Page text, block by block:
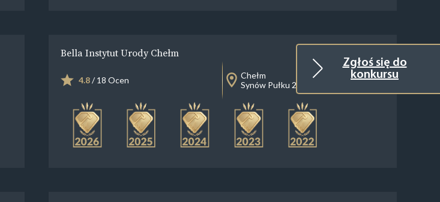
Zgłoś się do
konkursu
Bella Instytut Urody Chełm
4.8/ 18 Ocen
Chełm
Synów Pułku 2/4